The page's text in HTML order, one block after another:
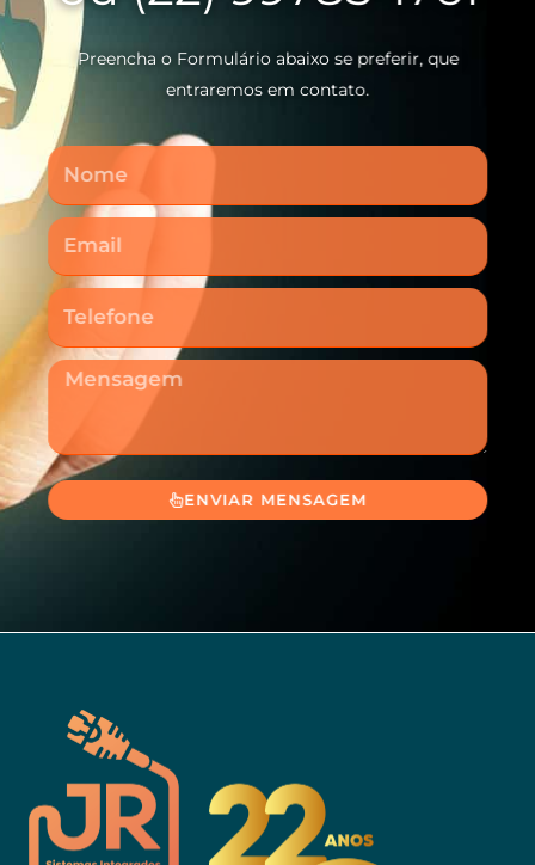
Preencha o Formulário abaixo se preferir, que
entraremos em contato.
Nome
Email
Telefone
Mensagem
ENVIAR MENSAGEM